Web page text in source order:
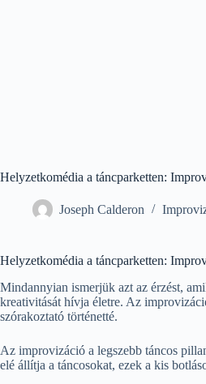
Helyzetkomédia a táncparketten:
Joseph Calderon
Helyzetkomédia a táncparketten:
Mindannyian ismerjük azt az érzést,
kreativitását hívja életre. Az
szórakoztató történetté.
Az improvizáció a legszebb táncos
elé állítja a táncosokat, ezek a kis